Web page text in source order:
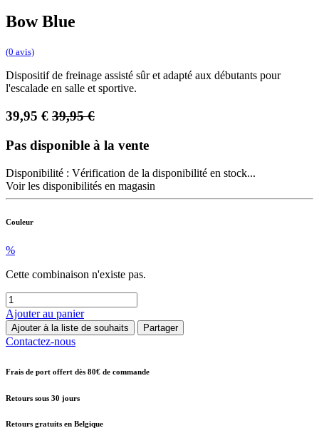
Bow Blue
(0 avis)
Dispositif de freinage assisté sûr et adapté aux débutants pour
l'escalade en salle et sportive.
39,95 € 39,95€
Pas disponible à la vente
Disponibilité : Vérification de la disponibilité en stock...
Voir les disponibilités en magasin
Couleur
%
Cette combinaison n'existe pas.
Ajouter au panier
Ajouter à la liste de souhaits Partager
Contactez-nous
Frais de port offert dès 80€ de commande
Retours sous 30 jours
Retours gratuits en Belgique